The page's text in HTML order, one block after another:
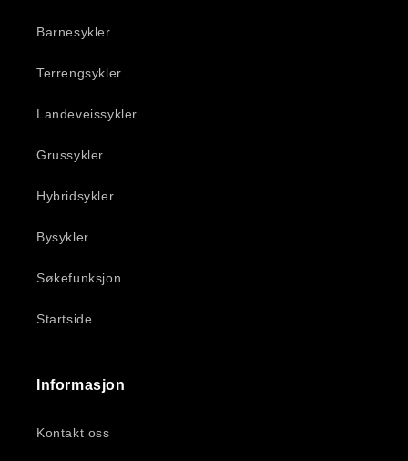
Barnesykler
Terrengsykler
Landeveissykler
Grussykler
Hybridsykler
Bysykler
Søkefunksjon
Startside
Informasjon
Kontakt oss